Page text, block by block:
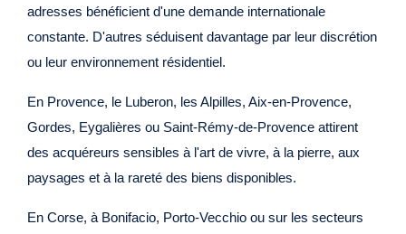
adresses bénéficient d'une demande internationale
constante. D'autres séduisent davantage par leur discrétion
ou leur environnement résidentiel.
En Provence, le Luberon, les Alpilles, Aix-en-Provence,
Gordes, Eygalières ou Saint-Rémy-de-Provence attirent
des acquéreurs sensibles à l'art de vivre, à la pierre, aux
paysages et à la rareté des biens disponibles.
En Corse, à Bonifacio, Porto-Vecchio ou sur les secteurs